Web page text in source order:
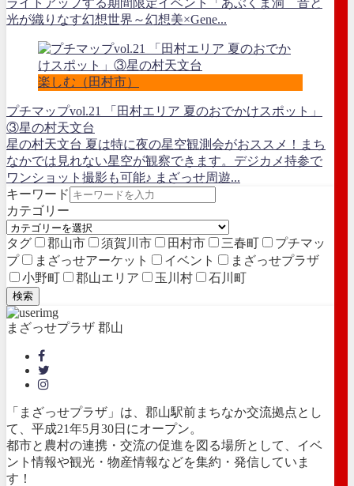
光が織りなす幻想世界～幻想美×Gene...
楽しむ（田村市）
プチマップvol.21 「田村エリア 夏のおでかけスポット」
③星の村天文台
星の村天文台 夏は特に夜の星空観測会がおススメ！まち
なかでは見れない星空が観察できます。デジカメ持参で
ワンショット撮影も可能♪ まざっせ周遊...
キーワード
カテゴリー
タグ 郡山市 須賀川市 田村市 三春町
プチマッ
プ
まざっせアーケット イベント
まざっせプラザ
小野町
郡山エリア 玉川村 石川町
検索
まざっせプラザ 郡山
「まざっせプラザ」は、郡山駅前まちなか交流拠点とし
て、平成21年5月30日にオープン。
都市と農村の連携・交流の促進を図る場所として、イベ
ント情報や観光・物産情報などを集約・発信していま
す！